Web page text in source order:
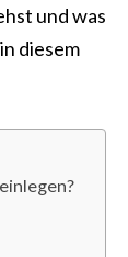
und was
diesem